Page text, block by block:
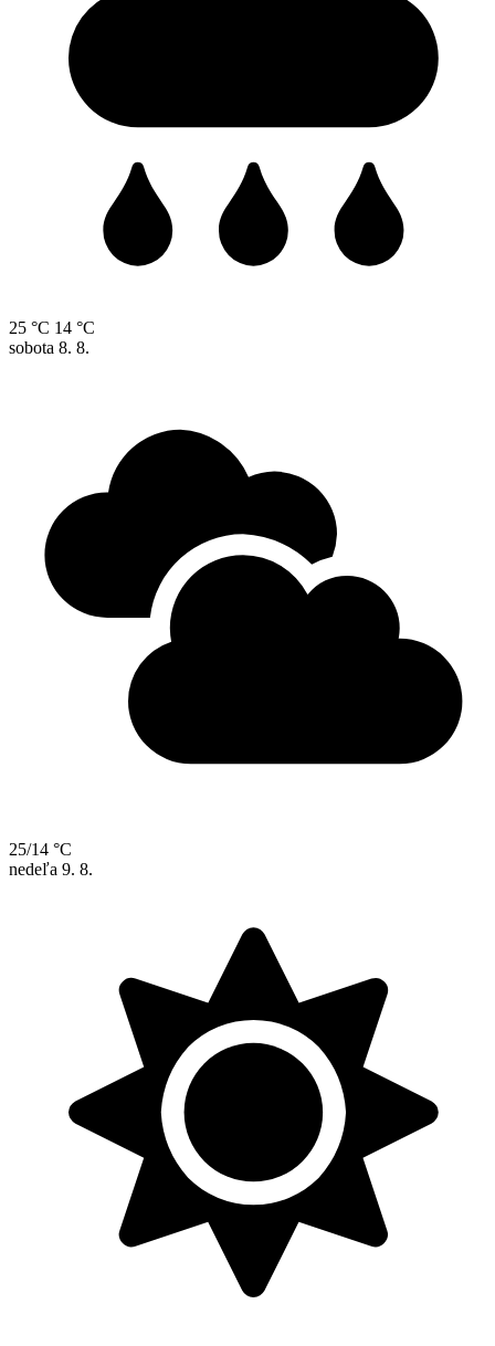
25 °C 14 °C
sobota 8. 8.
25/14 °C
nedeľa 9. 8.